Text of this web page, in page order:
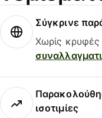
Σύγκρινε
Χωρίς κρυφές
ισοτιμίες